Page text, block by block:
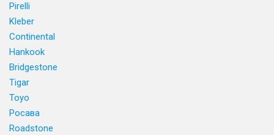
Pirelli
Kleber
Continental
Hankook
Bridgestone
Tigar
Toyo
Росава
Roadstone